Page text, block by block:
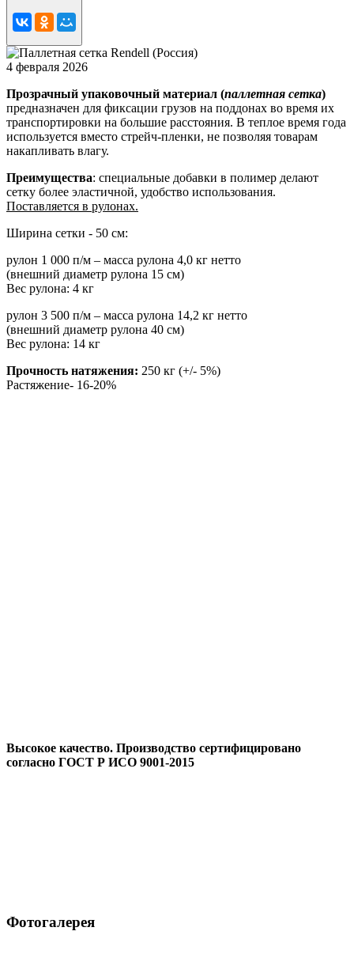
4 февраля 2026
Прозрачный упаковочный материал (паллетная сетка)
предназначен для фиксации грузов на поддонах во время их
транспортировки на большие расстояния. В теплое время года
используется вместо стрейч-пленки, не позволяя товарам
накапливать влагу.
Преимущества: специальные добавки в полимер делают
сетку более эластичной, удобство использования.
Поставляется в рулонах.
Ширина сетки - 50 см:
рулон 1 000 п/м – масса рулона 4,0 кг нетто
(внешний диаметр рулона 15 см)
Вес рулона: 4 кг
рулон 3 500 п/м – масса рулона 14,2 кг нетто
(внешний диаметр рулона 40 см)
Вес рулона: 14 кг
Прочность натяжения: 250 кг (+/- 5%)
Растяжение- 16-20%
Высокое качество. Производство сертифицировано
согласно ГОСТ Р ИСО 9001-2015
Фотогалерея